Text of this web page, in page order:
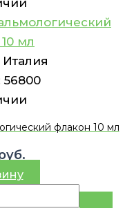
мл
56800
флакон 10 мл